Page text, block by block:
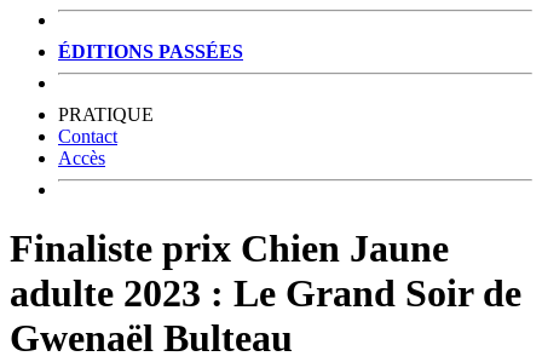
ÉDITIONS PASSÉES
PRATIQUE
Contact
Accès
Finaliste prix Chien Jaune
adulte 2023 : Le Grand Soir de
Gwenaël Bulteau